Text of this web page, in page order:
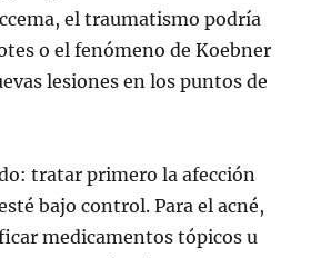
el traumatismo podría
o el fenómeno de Koebner
lesiones en los puntos de
tratar primero la afección
bajo control. Para el acné,
medicamentos tópicos u